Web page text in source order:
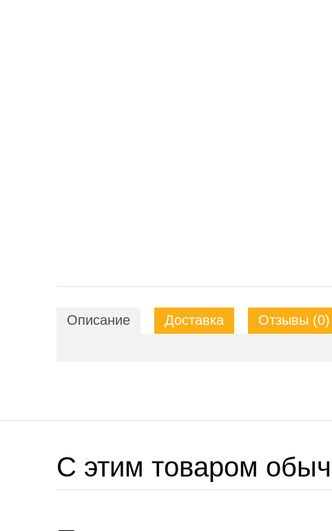
Описание Доставка Отзывы (0)
C этим товаром